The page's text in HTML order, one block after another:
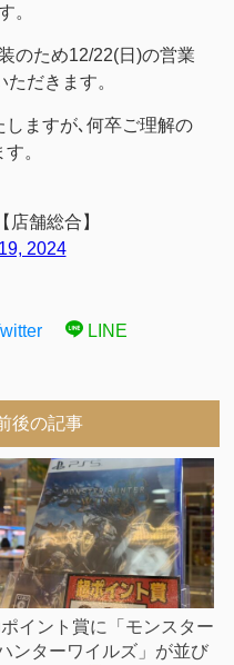
。
のため12/22(日)の営業
だきます。
ますが､何卒ご理解の
。
舗総合】
2024
LINE
後の記事
イント賞に「モンスター
ンターワイルズ」が並び